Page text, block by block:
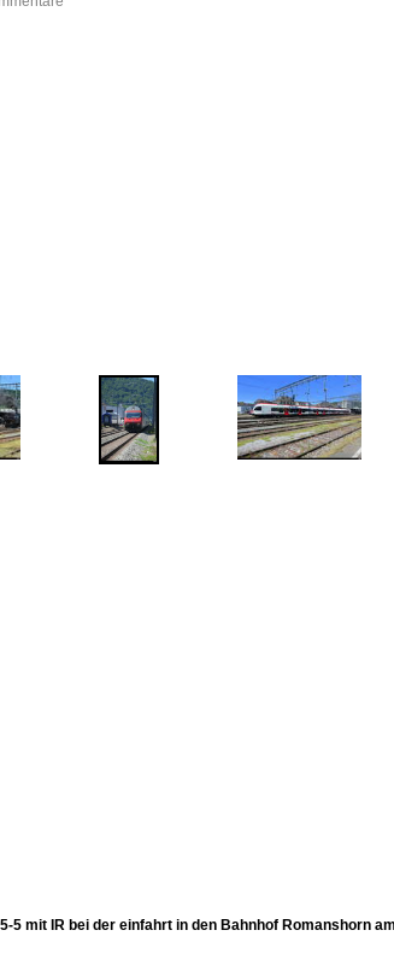
5 mit IR bei der einfahrt in den Bahnhof Romanshorn